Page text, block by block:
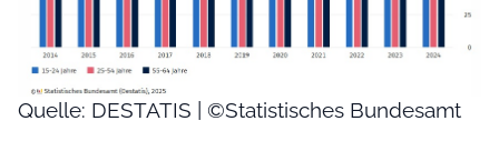
Quelle: DESTATIS | ©Statistisches Bundesamt